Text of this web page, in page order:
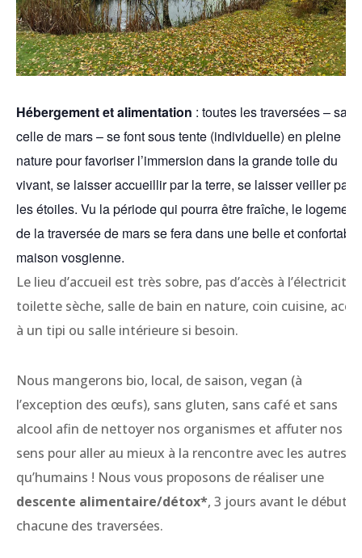
Hébergement et alimentation : toutes les traversées – sauf
celle de mars – se font sous tente (individuelle) en pleine
nature pour favoriser l’immersion dans la grande toile du
vivant, se laisser accueillir par la terre, se laisser veiller par
les étoiles. Vu la période qui pourra être fraîche, le logement
de la traversée de mars se fera dans une belle et confortable
maison vosgienne.
Le lieu d’accueil est très sobre, pas d’accès à l’électricité,
toilette sèche, salle de bain en nature, coin cuisine,
à un tipi ou salle intérieure si besoin.
Nous mangerons bio, local, de saison, vegan (à
l’exception des œufs), sans gluten, sans café et sans
alcool afin de nettoyer nos organismes et affuter nos
sens pour aller au mieux à la rencontre avec les autres
qu’humains ! Nous vous proposons de réaliser une
descente alimentaire/détox*, 3 jours avant le début
chacune des traversées.